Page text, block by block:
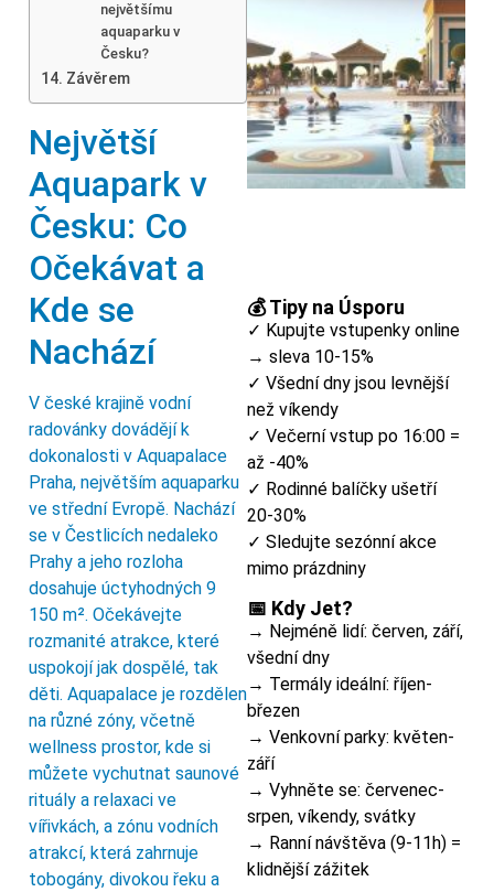
největšímu
aquaparku v
Česku?
Závěrem
Největší
Aquapark v
Česku: Co
Očekávat a
Kde se
Nachází
V české krajině vodní
radovánky dovádějí k
dokonalosti v Aquapalace
Praha, největším aquaparku
ve střední Evropě. Nachází
se v Čestlicích nedaleko
Prahy a jeho rozloha
dosahuje úctyhodných 9
150 m². Očekávejte
rozmanité atrakce, které
uspokojí jak dospělé, tak
děti. Aquapalace je rozdělen
na různé zóny, včetně
wellness prostor, kde si
můžete vychutnat saunové
rituály a relaxaci ve
vířivkách, a zónu vodních
atrakcí, která zahrnuje
tobogány, divokou řeku a
💰 Tipy na Úsporu
✓ Kupujte vstupenky online
→ sleva 10-15%
✓ Všední dny jsou levnější
než víkendy
✓ Večerní vstup po 16:00 =
až -40%
✓ Rodinné balíčky ušetří
20-30%
✓ Sledujte sezónní akce
mimo prázdniny
📅 Kdy Jet?
→ Nejméně lidí: červen, září,
všední dny
→ Termály ideální: říjen-
březen
→ Venkovní parky: květen-
září
→ Vyhněte se: červenec-
srpen, víkendy, svátky
→ Ranní návštěva (9-11h) =
klidnější zážitek